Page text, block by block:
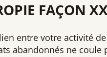
FAÇON
entre votre activité
abandonnés ne coule